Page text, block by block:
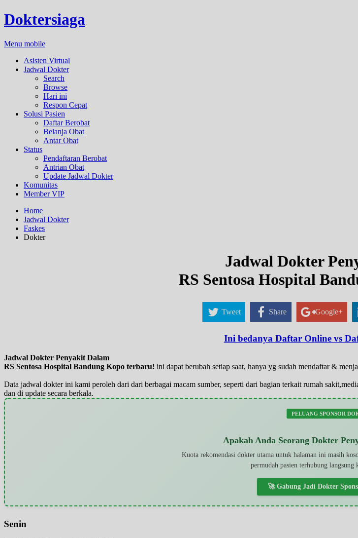
Doktersiaga
Menu mobile
Asisten Virtual
Jadwal Dokter
Search
Browse
Hari ini
Respon Cepat
Solusi Pasien
Daftar Berobat
Belanja Obat
Antar Obat
Status
Pendaftaran Berobat
Antrian Obat
Update Jadwal Dokter
Komunitas
Member VIP
Home
Jadwal Dokter
Faskes
Dokter
Jadwal Dokter
RS Sentosa Hospital
Tweet Share Google+
Ini bedanya Daftar Online vs
Jadwal Dokter Penyakit Dalam
RS Sentosa Hospital Bandung Kopo terbaru! ini dapat berubah setiap saat, hanya yg sudah mendaftar &
Data jadwal dokter ini kami peroleh dari dari berbagai macam sumber, seperti dari bagian terkait rumah
dan di update secara berkala.
PELUANG SPONSOR
Apakah Anda Seorang Dokter
Kuota rekomendasi dokter utama untuk halaman ini masih
permudah pasien terhubung langsung
🚀 Gabung Jadi Dokter
Senin